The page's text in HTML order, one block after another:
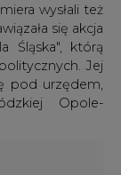
wysłali też
się akcja
Śląska", którą
Jej
pod urzędem,
Opole-